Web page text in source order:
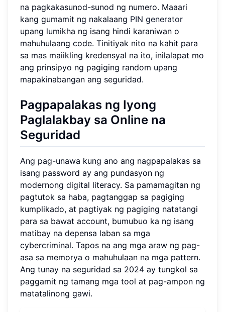
na pagkakasunod-sunod ng numero. Maaari
kang gumamit ng nakalaang PIN generator
upang lumikha ng isang hindi karaniwan o
mahuhulaang code. Tinitiyak nito na kahit para
sa mas maiikling kredensyal na ito, inilalapat mo
ang prinsipyo ng pagiging random upang
mapakinabangan ang seguridad.
Pagpapalakas ng Iyong
Paglalakbay sa Online na
Seguridad
Ang pag-unawa kung ano ang nagpapalakas sa
isang password ay ang pundasyon ng
modernong digital literacy. Sa pamamagitan ng
pagtutok sa haba, pagtanggap sa pagiging
kumplikado, at pagtiyak ng pagiging natatangi
para sa bawat account, bumubuo ka ng isang
matibay na depensa laban sa mga
cybercriminal. Tapos na ang mga araw ng pag-
asa sa memorya o mahuhulaan na mga pattern.
Ang tunay na seguridad sa 2024 ay tungkol sa
paggamit ng tamang mga tool at pag-ampon ng
matatalinong gawi.